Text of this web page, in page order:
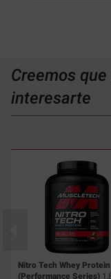
Creemos
interesarte
Nitro Tech Whey Protein
(Performance Series)